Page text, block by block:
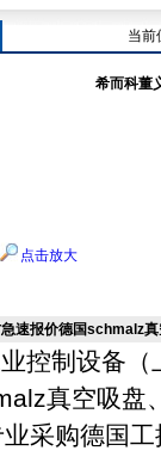
当前
希而科董
点击放大
速报价德国schmalz
控制设备
真空吸盘
德国工控